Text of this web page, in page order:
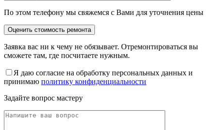
По этом телефону мы свяжемся с Вами для уточнения цены
Заявка вас ни к чему не обязывает. Отремонтироваться вы
сможете там, где посчитаете нужным.
Я даю согласие на обработку персональных данных и
принимаю политику конфиденциальности
Задайте вопрос мастеру